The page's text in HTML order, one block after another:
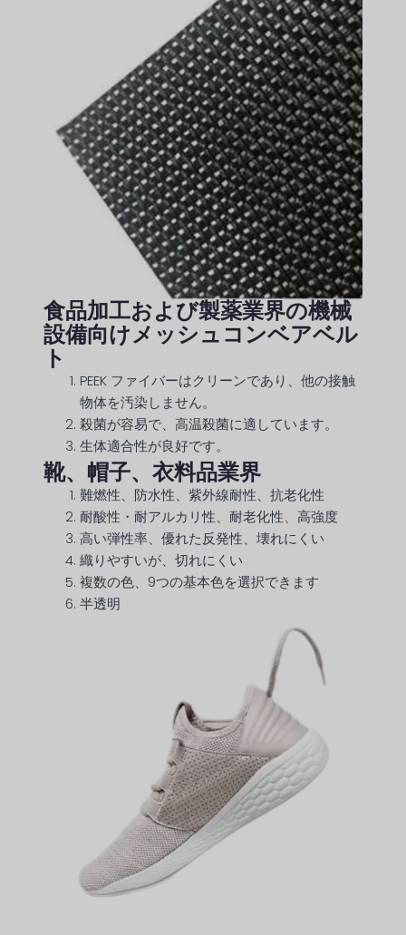
食品加工および製薬業界の機械
設備向けメッシュコンベアベル
ト
PEEK ファイバーはクリーンであり、他の接触
物体を汚染しません。
殺菌が容易で、高温殺菌に適しています。
生体適合性が良好です。
靴、帽子、衣料品業界
難燃性、防水性、紫外線耐性、抗老化性
耐酸性・耐アルカリ性、耐老化性、高強度
高い弾性率、優れた反発性、壊れにくい
織りやすいが、切れにくい
複数の色、9つの基本色を選択できます
半透明